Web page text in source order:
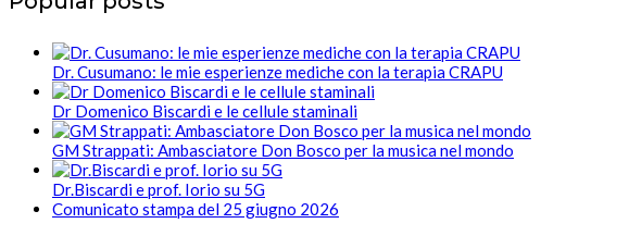
Dr. Cusumano: le mie esperienze mediche con la terapia CRAPU
Dr Domenico Biscardi e le cellule staminali
GM Strappati: Ambasciatore Don Bosco per la musica nel mondo
Dr.Biscardi e prof. Iorio su 5G
Comunicato stampa del 25 giugno 2026